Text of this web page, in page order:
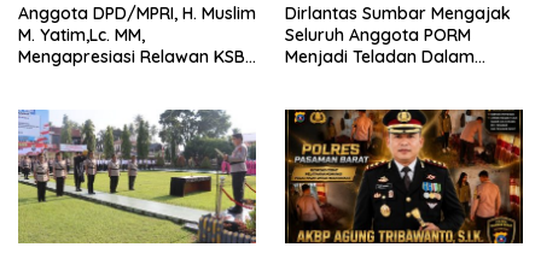
Anggota DPD/MPRI, H. Muslim
M. Yatim,Lc. MM,
Mengapresiasi Relawan KSB
Bencana
Dirlantas Sumbar Mengajak
Seluruh Anggota PORM
Menjadi Teladan Dalam
Perlengkapan Keselamatan
Berkendara